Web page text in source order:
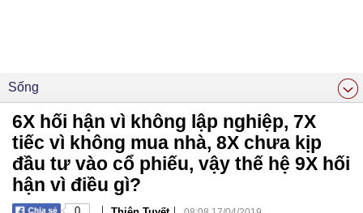
Sống
6X hối hận vì không lập nghiệp, 7X
tiếc vì không mua nhà, 8X chưa kịp
đầu tư vào cổ phiếu, vậy thế hệ 9X hối
hận vì điều gì?
|